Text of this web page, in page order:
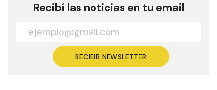
Recibí las noticias en tu email
RECIBIR NEWSLETTER